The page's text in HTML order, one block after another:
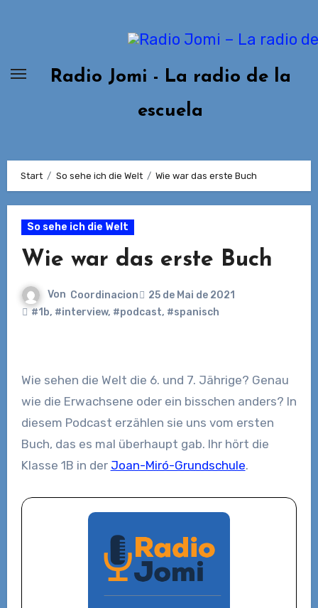
Radio Jomi - La radio de la
escuela
Start So sehe ich die Welt Wie war das erste Buch
So sehe ich die Welt
Wie war das erste Buch
Von Coordinacion
25 de Mai de 2021
#1b, #interview, #podcast, #spanisch
Wie sehen die Welt die 6. und 7. Jährige? Genau
wie die Erwachsene oder ein bisschen anders? In
diesem Podcast erzählen sie uns vom ersten
Buch, das es mal überhaupt gab. Ihr hört die
Klasse 1B in der Joan-Miró-Grundschule.